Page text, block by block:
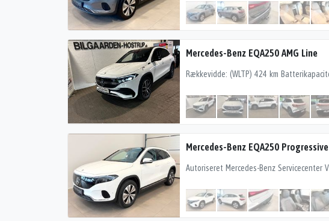
Mercedes-Benz EQA250 AMG Line
Mercedes-Benz EQA250 Progressive